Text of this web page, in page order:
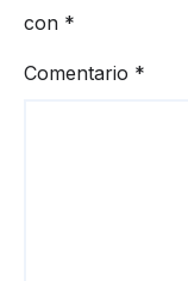
con *
Comentario *